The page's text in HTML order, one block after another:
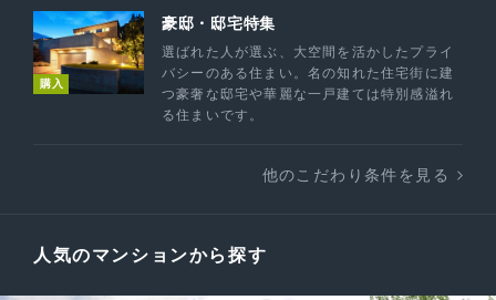
購入
豪邸・邸宅特集
選ばれた人が選ぶ、大空間を活かしたプライ
バシーのある住まい。名の知れた住宅街に建
つ豪奢な邸宅や華麗な一戸建ては特別感溢れ
る住まいです。
他のこだわり条件を見る
人気のマンションから探す